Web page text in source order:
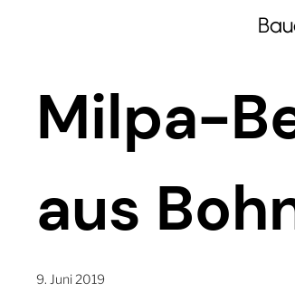
Milpa-
aus
9. Juni 2019